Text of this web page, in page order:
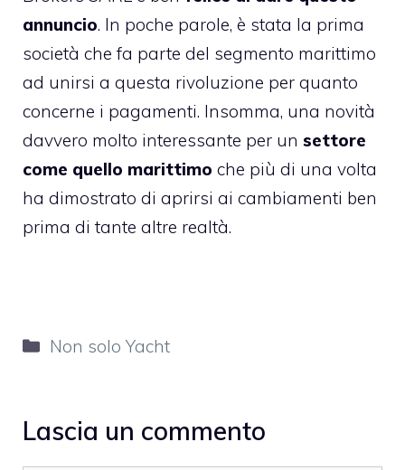
annuncio. In poche parole, è stata la prima
società che fa parte del segmento marittimo
ad unirsi a questa rivoluzione per quanto
concerne i pagamenti. Insomma, una novità
davvero molto interessante per un settore
come quello marittimo che più di una volta
ha dimostrato di aprirsi ai cambiamenti ben
prima di tante altre realtà.
Categorie
Non solo Yacht
Lascia un commento